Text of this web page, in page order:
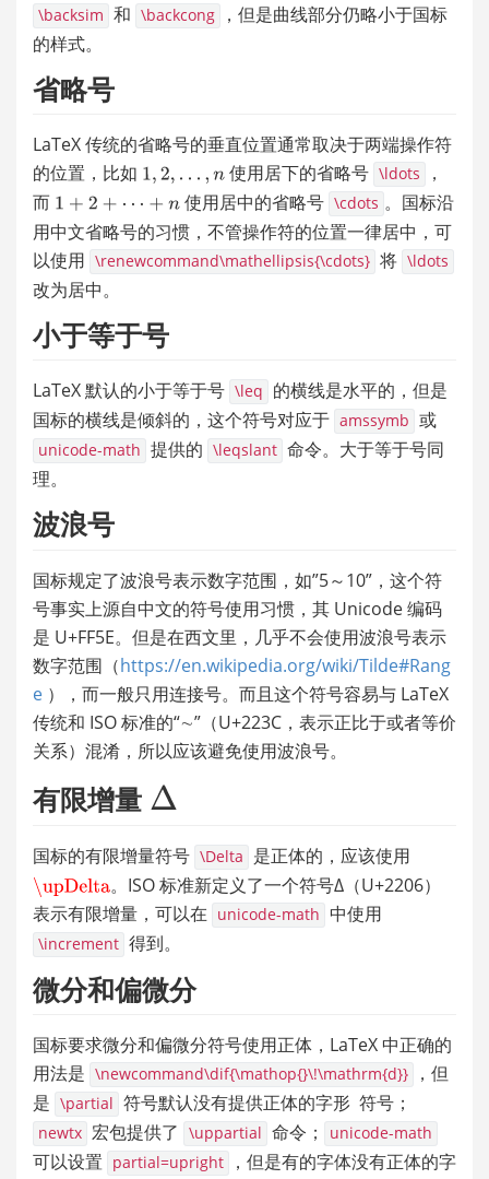
\backsim 和 \backcong
，但是曲线部分仍略小于国标
的样式。
省略号
LaTeX 传统的省略号的垂直位置通常取决于两端操作符
的位置，比如
使用居下的省略号 \ldots
，
而
使用居中的省略号 \cdots 。国标沿
用中文省略号的习惯，不管操作符的位置一律居中，可
以使用 \renewcommand\mathellipsis{\cdots} 将 \ldots
改为居中。
小于等于号
LaTeX 默认的小于等于号 \leq 的横线是水平的，但是
国标的横线是倾斜的，这个符号对应于 amssymb
unicode-math 提供的 \leqslant 命令。大于等于号同
理。
波浪号
国标规定了波浪号表示数字范围，如”5～10”，这个符
号事实上源自中文的符号使用习惯，其 Unicode 编码
是 U+FF5E。但是在西文里，几乎不会使用波浪号表示
数字范围（https://en.wikipedia.org/wiki/Tilde#Rang
e ），而一般只用连接号。而且这个符号容易与 LaTeX
传统和 ISO 标准的“∼”（U+223C，表示正比于或者等价
关系）混淆，所以应该避免使用波浪号。
有限增量
国标的有限增量符号 \Delta 是正体的，应该使用
。ISO 标准新定义了一个符号∆（U+2206）
表示有限增量，可以在 unicode-math
\increment 得到。
微分和偏微分
国标要求微分和偏微分符号使用正体，LaTeX 中正确的
用法是 \newcommand\dif{\mathop{}\!\mathrm{d}}
，但
是 \partial 符号默认没有提供正体的字形  符号；
newtx 宏包提供了 \uppartial 命令； unicode-math
可以设置 partial=upright ，但是有的字体没有正体的字